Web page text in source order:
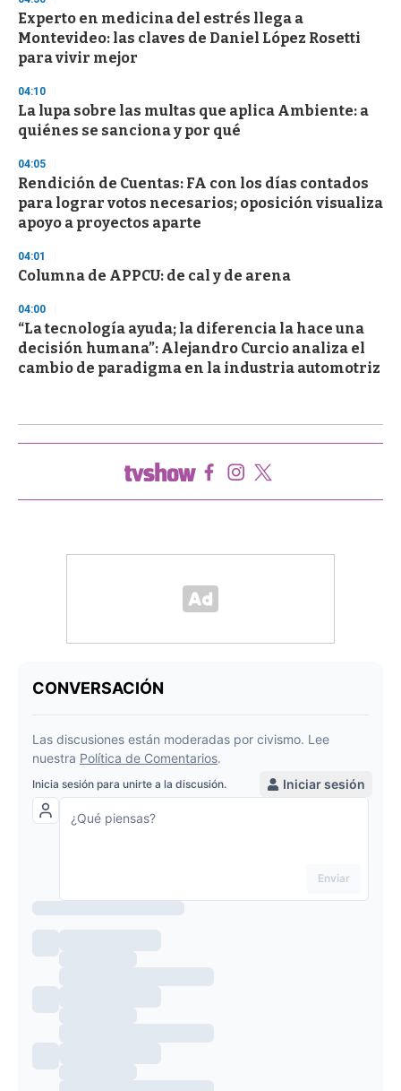
Experto en medicina del estrés llega a
Montevideo: las claves de Daniel López Rosetti
para vivir mejor
04:10
La lupa sobre las multas que aplica Ambiente: a
quiénes se sanciona y por qué
04:05
Rendición de Cuentas: FA con los días contados
para lograr votos necesarios; oposición visualiza
apoyo a proyectos aparte
04:01
Columna de APPCU: de cal y de arena
04:00
“La tecnología ayuda; la diferencia la hace una
decisión humana”: Alejandro Curcio analiza el
cambio de paradigma en la industria automotriz